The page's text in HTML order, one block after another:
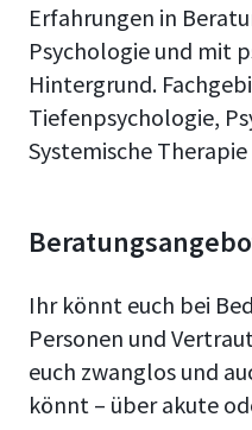
Erfahrungen in
Psychologie und mit
Hintergrund.
Tiefenpsychologie,
Systemische
Ihr könnt euch bei
Personen und
euch zwanglos und
könnt – über akute